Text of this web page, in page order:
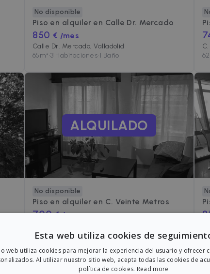
No disponible
Piso en alquiler en Calle Dr. Mercado
850 € /mes
Calle Dr. Mercado, Valladolid
65m²•3 Habitaciones•1 Baño
62
ALQUILADO
No disponible
Piso en alquiler en C. Veinte Metros
700 € /mes
62m²•2 Habitaciones•1 Baño
75
Esta web utiliza cookies de
web utiliza cookies para mejorar la experiencia del usuario y ofrecer
Al utilizar nuestro sitio web, acepta todas las cookies de
política de cookies. Read more